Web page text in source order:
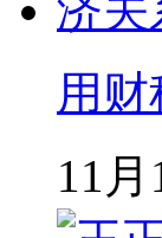
用
11